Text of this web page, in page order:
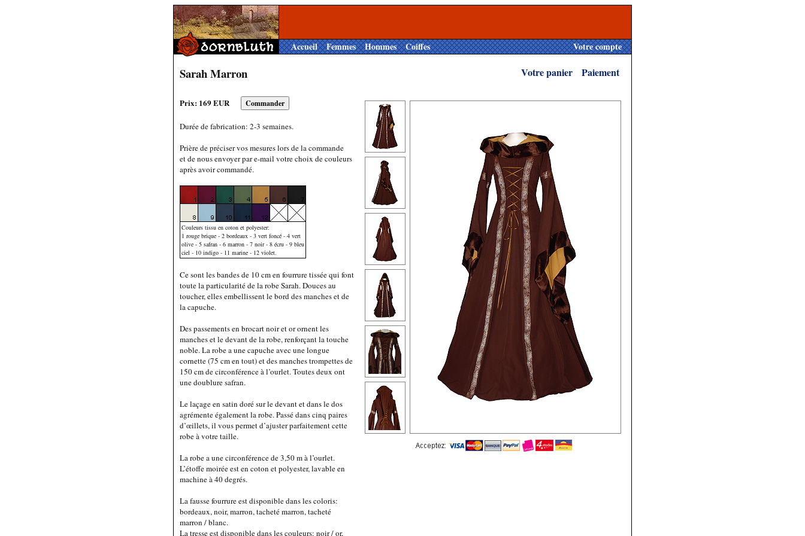
Accueil Femmes Hommes Coiffes Votre compte
Sarah Marron Votre panier Paiement
Prix: 169 EUR
Durée de fabrication: 2-3 semaines.
Prière de préciser vos mesures lors de la commande
et de nous envoyer par e-mail votre choix de couleurs
après avoir commandé.
Couleurs tissu en coton et polyester:
1 rouge brique - 2 bordeaux - 3 vert foncé - 4 vert
olive - 5 safran - 6 marron - 7 noir - 8 écru - 9 bleu
ciel - 10 indigo - 11 marine - 12 violet.
Ce sont les bandes de 10 cm en fourrure tissée qui font
toute la particularité de la robe Sarah. Douces au
toucher, elles embellissent le bord des manches et de
la capuche.
Des passements en brocart noir et or ornent les
manches et le devant de la robe, renforçant la touche
noble. La robe a une capuche avec une longue
cornette (75 cm en tout) et des manches trompettes de
150 cm de circonférence à l’ourlet. Toutes deux ont
une doublure safran.
Le laçage en satin doré sur le devant et dans le dos
agrémente également la robe. Passé dans cinq paires
d’œillets, il vous permet d’ajuster parfaitement cette
robe à votre taille.
La robe a une circonférence de 3,50 m à l’ourlet.
L’étoffe moirée est en coton et polyester, lavable en
machine à 40 degrés.
La fausse fourrure est disponible dans les coloris:
bordeaux, noir, marron, tacheté marron, tacheté
marron / blanc.
La tresse est disponible dans les couleurs: noir / or,